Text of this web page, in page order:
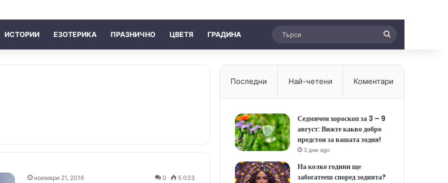
ИСТОРИИ ЕЗОТЕРИКА ПРАЗНИЧНО ЦВЕТЯ ГРАДИНА
ноември 21, 2016 0 5 033
Последни Най-четени Коментари
Седмичен хороскоп за 3 – 9
август: Вижте какво добро
предстои за вашата зодия!
3 дни ago
На колко години ще
забогатееш според зодията?